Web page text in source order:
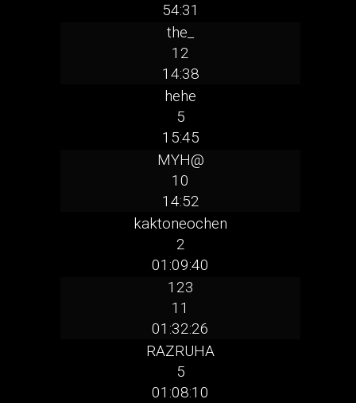
54:31
the_
12
14:38
hehe
5
15:45
MYH@
10
14:52
kaktoneochen
2
01:09:40
123
11
01:32:26
RAZRUHA
5
01:08:10